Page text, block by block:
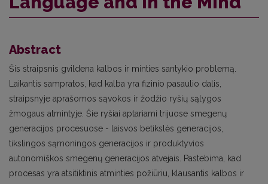
Abstract
Šis straipsnis gvildena kalbos ir minties santykio problemą.
Laikantis sampratos, kad kalba yra fizinio pasaulio dalis,
straipsnyje aprašomos sąvokos ir žodžio ryšių sąlygos
žmogaus atmintyje. Šie ryšiai aptariami trijuose smegenų
generacijos procesuose - laisvos betikslės generacijos,
tikslingos sąmoningos generacijos ir produktyvios
autonomiškos smegenų generacijos atvejais. Pastebima, kad
procesas yra atsitiktinis atminties požiūriu, klausantis kalbos ir